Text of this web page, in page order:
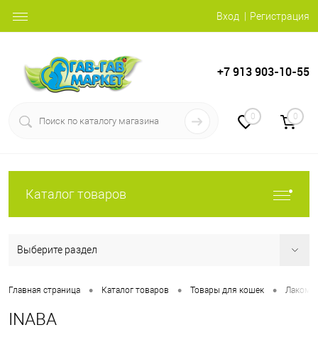
Вход Регистрация
+7 913 903-10-55
0 0
Каталог товаров
Выберите раздел
Главная страница • Каталог товаров • Товары для кошек •
INABA